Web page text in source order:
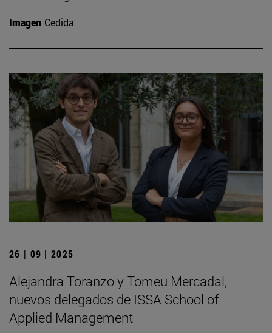
Imagen Cedida
26 | 09 | 2025
Alejandra Toranzo y Tomeu Mercadal,
nuevos delegados de ISSA School of
Applied Management